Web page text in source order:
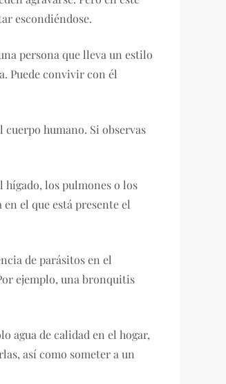
escondiéndose.
persona que lleva un estilo
Puede convivir con él
humano. Si observas
los pulmones o los
el que está presente el
de parásitos en el
ejemplo, una bronquitis
agua de calidad en el hogar,
así como someter a un